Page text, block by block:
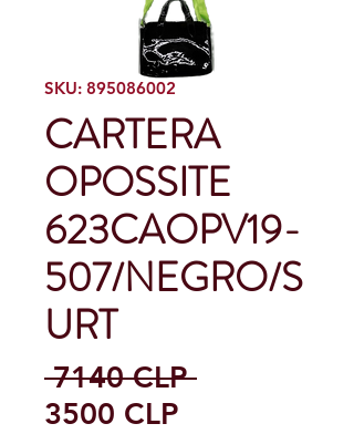
SKU: 895086002
CARTERA
OPOSSITE
623CAOPV19-
507/NEGRO/S
URT
7140 CLP Precio
3500 CLP